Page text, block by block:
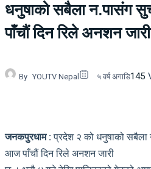
धनुषाको सबैला न.पासंग
पाँचौं दिन रिले अनशन जारी
By YOUTV Nepal ५ वर्ष अगाडि145
जनकपुरधाम :प्रदेश २ को धनुषाको सबैला
आज पाँचौं दिन रिले अनशन जारी